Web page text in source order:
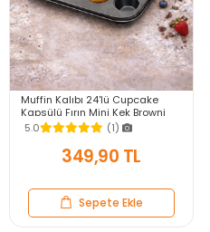
Muffin Kalıbı 24'lü Cupcake
Kapsülü Fırın Mini Kek Browni
Kekstra Kurabiye Kalıbı Muffin
Baking Pan
5.0 (1)
349,90 TL
Sepete Ekle